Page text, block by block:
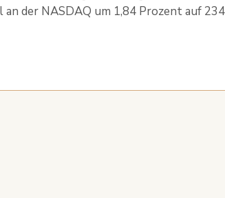
der NASDAQ um 1,84 Prozent auf